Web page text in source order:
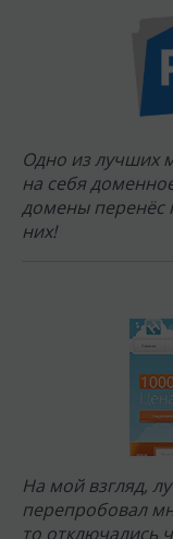
Одно из лучших
на себя
домены перенёс
них!
На мой взгляд,
перепробовал
то отключались